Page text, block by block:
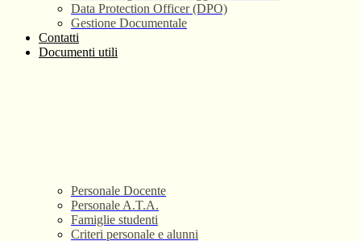
Data Protection Officer (DPO)
Gestione Documentale
Contatti
Documenti utili
Personale Docente
Personale A.T.A.
Famiglie studenti
Criteri personale e alunni